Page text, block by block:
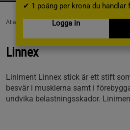
✔ 1 poäng per krona du handlar
Logga in
AllaVarumärken / Linnex
Linnex
Liniment Linnex stick är ett stift
besvär i musklerna samt i
undvika belastningsskador.